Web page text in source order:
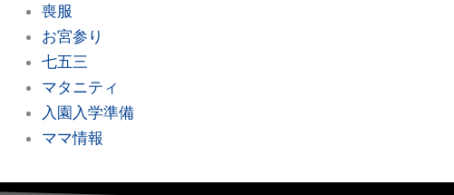
喪服
お宮参り
七五三
マタニティ
入園入学準備
ママ情報